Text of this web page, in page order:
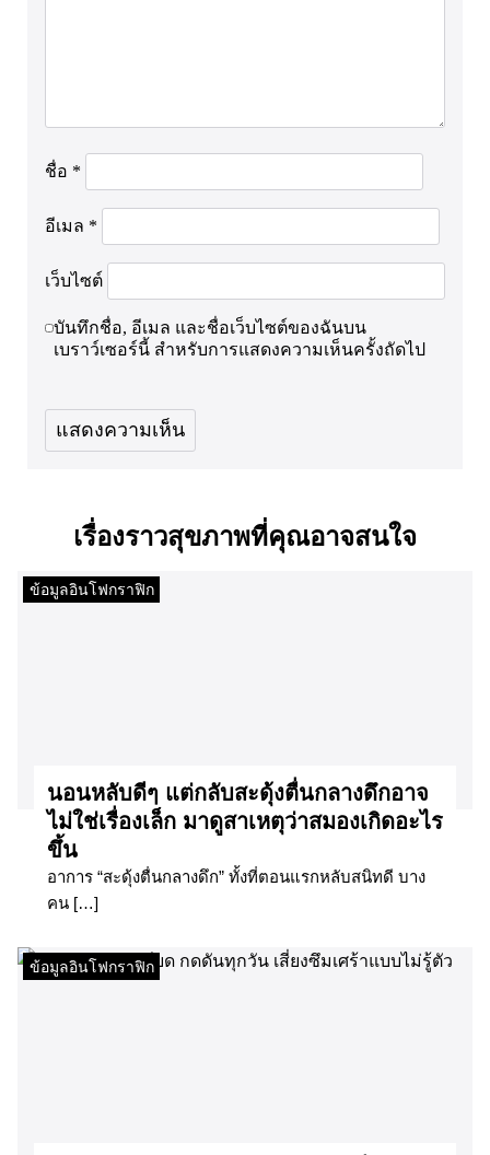
ชื่อ *
อีเมล *
เว็บไซต์
บันทึกชื่อ, อีเมล และชื่อเว็บไซต์ของฉันบน
เบราว์เซอร์นี้ สำหรับการแสดงความเห็นครั้งถัดไป
เรื่องราวสุขภาพที่คุณอาจสนใจ
ข้อมูลอินโฟกราฟิก
นอนหลับดีๆ แต่กลับสะดุ้งตื่นกลางดึกอาจ
ไม่ใช่เรื่องเล็ก มาดูสาเหตุว่าสมองเกิดอะไร
ขึ้น
อาการ “สะดุ้งตื่นกลางดึก” ทั้งที่ตอนแรกหลับสนิทดี บาง
คน […]
ข้อมูลอินโฟกราฟิก